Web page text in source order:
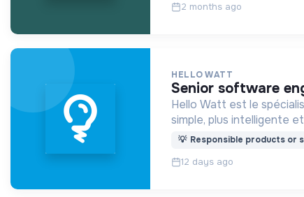
2 months ago
HELLO WATT
senior software
Hello Watt est le
simple, plus intelligente
💡 Responsible products or
12 days ago